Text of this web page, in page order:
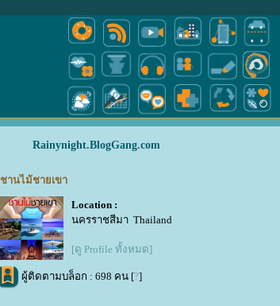
Rainynight.BlogGang.com
ชานไม้ชายเขา
Location :
นครราชสีมา Thailand
[ดู Profile ทั้งหมด]
ผู้ติดตามบล็อก : 698 คน [?]